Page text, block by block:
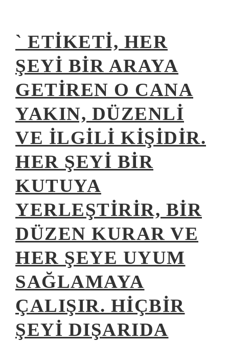
` ETIKETI, HER
ŞEYI BIR ARAYA
GETIREN O CANA
YAKIN, DÜZENLI
VE ILGILI KIŞIDIR.
HER ŞEYI BIR
KUTUYA
YERLEŞTIRIR, BIR
DÜZEN KURAR VE
HER ŞEYE UYUM
SAĞLAMAYA
ÇALIŞIR. HIÇBIR
ŞEYI DIŞARIDA